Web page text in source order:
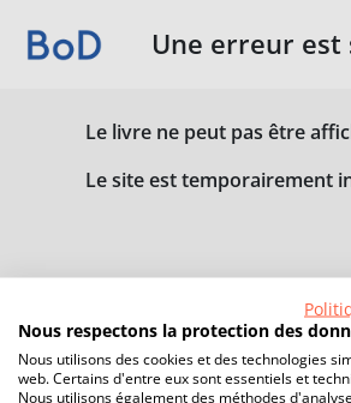
Une erreur est
Le livre ne peut pas être
Le site est temporairement
Nous respectons la protection des
Nous utilisons des cookies et des technologies
web. Certains d'entre eux sont essentiels et
Nous utilisons également des méthodes